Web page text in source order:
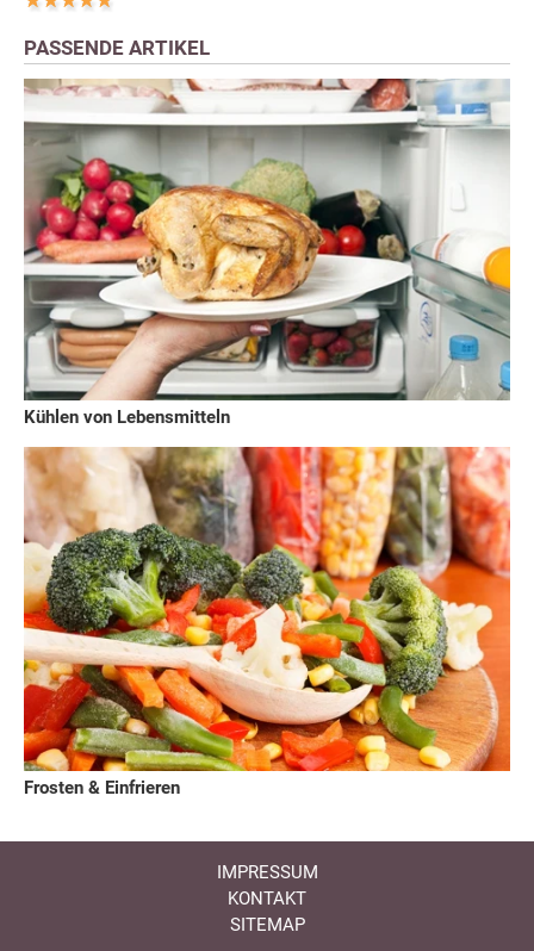
PASSENDE ARTIKEL
Kühlen von Lebensmitteln
Frosten & Einfrieren
IMPRESSUM
KONTAKT
SITEMAP